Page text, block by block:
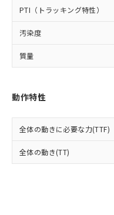
PTI（トラッキング特性）
汚染度
質量
動作特性
全体の動きに必要な力(TTF)
全体の動き(TT)
登録された
および当
品・サー
引・商談
※3 非含有証明
下記の非含有証
EU RoHS指令（
ものではありま
また、RoHS指
荷製品に未対応